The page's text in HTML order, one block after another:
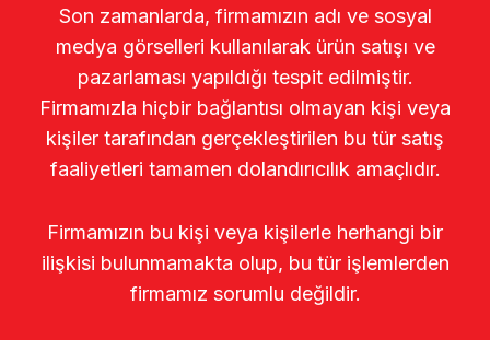
Son zamanlarda, firmamızın adı ve sosyal
medya görselleri kullanılarak ürün satışı ve
pazarlaması yapıldığı tespit edilmiştir.
Firmamızla hiçbir bağlantısı olmayan kişi veya
kişiler tarafından gerçekleştirilen bu tür satış
faaliyetleri tamamen dolandırıcılık amaçlıdır.
Firmamızın bu kişi veya kişilerle herhangi bir
ilişkisi bulunmamakta olup, bu tür işlemlerden
firmamız sorumlu değildir.